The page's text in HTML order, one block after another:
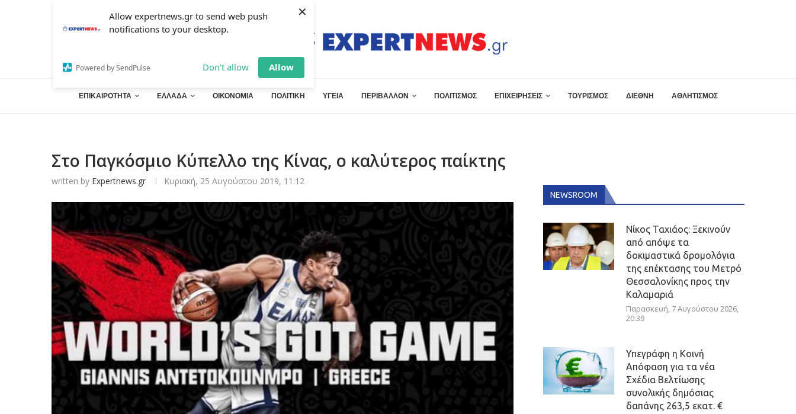
Allow expertnews.gr to send web push
notifications to your desktop.
Powered by SendPulse Don't allow Allow
×
ΕΠΙΚΑΙΡΟΤΗΤΑ ΕΛΛΑΔΑ ΟΙΚΟΝΟΜΙΑ ΠΟΛΙΤΙΚΗ ΥΓΕΙΑ ΠΕΡΙΒΑΛΛΟΝ ΠΟΛΙΤΙΣΜΟΣ ΕΠΙΧΕΙΡΗΣΕΙΣ ΤΟΥΡΙΣΜΟΣ ΔΙΕΘΝΗ ΑΘΛΗΤΙΣΜΟΣ
Στο Παγκόσμιο Κύπελλο της Κίνας, ο καλύτερος παίκτης
written by Expertnews.gr Κυριακή, 25 Αυγούστου 2019, 11:12
NEWSROOM
Νίκος Ταχιάος: Ξεκινούν
από απόψε τα
δοκιμαστικά δρομολόγια
της επέκτασης του Μετρό
Θεσσαλονίκης προς την
Καλαμαριά
Παρασκευή, 7 Αυγούστου 2026,
20:39
Υπεγράφη η Κοινή
Απόφαση για τα νέα
Σχέδια Βελτίωσης
συνολικής δημόσιας
δαπάνης 263,5 εκατ. €